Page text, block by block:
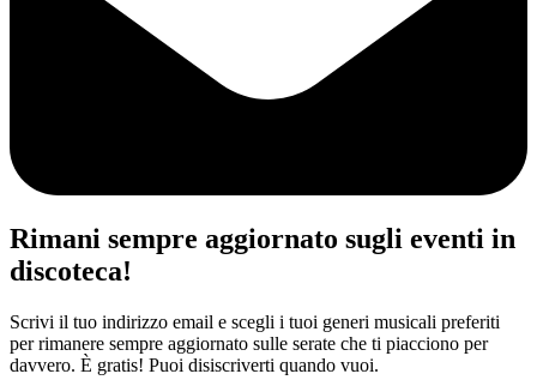
Rimani sempre aggiornato sugli eventi in
discoteca!
Scrivi il tuo indirizzo email e scegli i tuoi generi musicali preferiti
per rimanere sempre aggiornato sulle serate che ti piacciono per
davvero. È gratis! Puoi disiscriverti quando vuoi.